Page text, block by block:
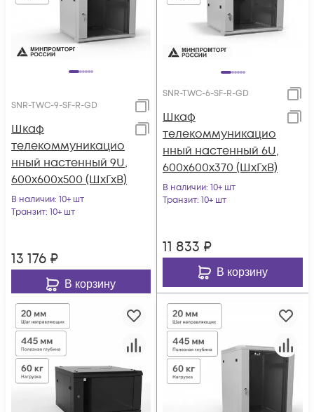
SNR-TWC-9-SF-R-GD
Шкаф
телекоммуникацио
нный настенный 9U,
600х600х500 (ШхГхВ)
В наличии: 10+ шт
Транзит: 10+ шт
13 176 ₽
В корзину
SNR-TWC-6-SF-R-GD
Шкаф
телекоммуникацио
нный настенный 6U,
600х600х370 (ШхГхВ)
В наличии: 10+ шт
Транзит: 10+ шт
11 833 ₽
В корзину